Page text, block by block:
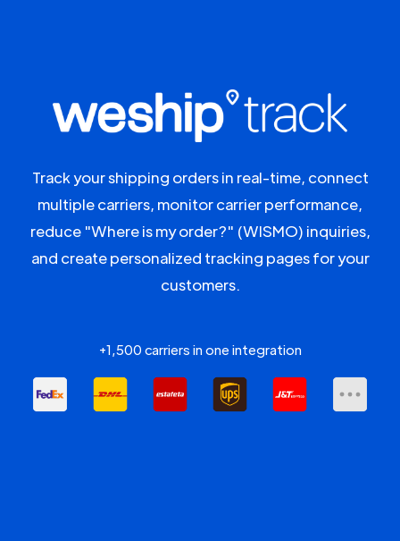
Track your shipping orders in real-time, connect
multiple carriers, monitor carrier performance,
reduce "Where is my order?" (WISMO) inquiries,
and create personalized tracking pages for your
customers.
+1,500 carriers in one integration